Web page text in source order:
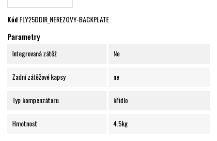
KódFLY25DDIR_NEREZOVY-BACKPLATE
Parametry
Integrovaná zátěž Ne
Zadní zátěžové kapsy ne
Typ kompenzátoru křídlo
Hmotnost 4.5kg